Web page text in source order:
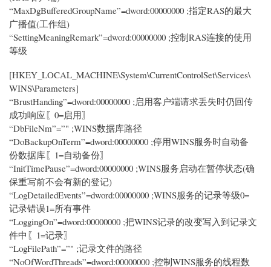
“MaxDgBufferedGroupName”=dword:00000000 ;指定RAS的最大
广播值(工作组)
“SettingMeaningRemark”=dword:00000000 ;控制RAS连接的使用
等级
[HKEY_LOCAL_MACHINE\System\CurrentControlSet\Services\
WINS\Parameters]
“BrustHanding”=dword:00000000 ;启用客户端请求丢失时仍回传
成功响应〖0=启用〗
“DbFileNm”=”" ;WINS数据库路径
“DoBackupOnTerm”=dword:00000000 ;停用WINS服务时自动备
份数据库〖1=自动备份〗
“InitTimePause”=dword:00000000 ;WINS服务启动在暂停状态(确
保重写前不会有新的登记)
“LogDetailedEvents”=dword:00000000 ;WINS服务的记录等级0=
记录错误1=所有事件
“LoggingOn”=dword:00000000 ;把WINS记录的改变写入到记录文
件中〖1=记录〗
“LogFilePath”=”" ;记录文件的路径
“NoOfWordThreads”=dword:00000000 ;控制WINS服务的线程数